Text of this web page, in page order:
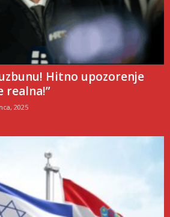
Hitno upozorenje
realna!”
2025